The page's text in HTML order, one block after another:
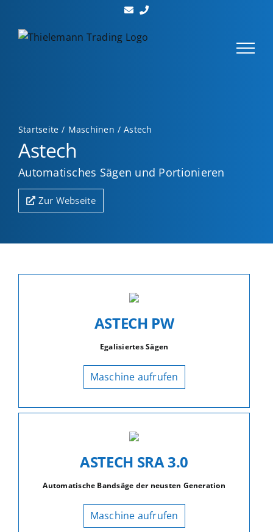
springen
Astech
Automatisches Sägen und Portionieren
Zur Webseite
Startseite Maschinen Astech
ASTECH PW
Egalisiertes Sägen
Maschine aufrufen
ASTECH SRA 3.0
Automatische Bandsäge der neusten Generation
Maschine aufrufen